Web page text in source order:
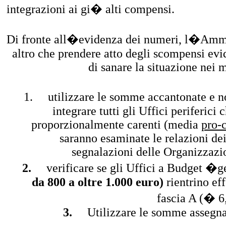
integrazioni ai gi� alti compensi.
Di fronte all�evidenza dei numeri,
altro che prendere atto degli scompensi
di sanare la situazione nei
1.
utilizzare le somme accantonate e
integrare tutti gli Uffici periferici
proporzionalmente carenti (media pro-
saranno esaminate le relazioni
segnalazioni delle
2.
verificare se gli Uffici a Budget
da 800 a oltre 1.000 euro) rientrino
fascia A (�
3.
Utilizzare le somme